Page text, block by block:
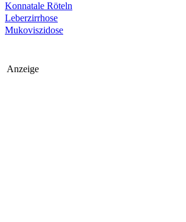
Konnatale Röteln
Leberzirrhose
Mukoviszidose
Anzeige